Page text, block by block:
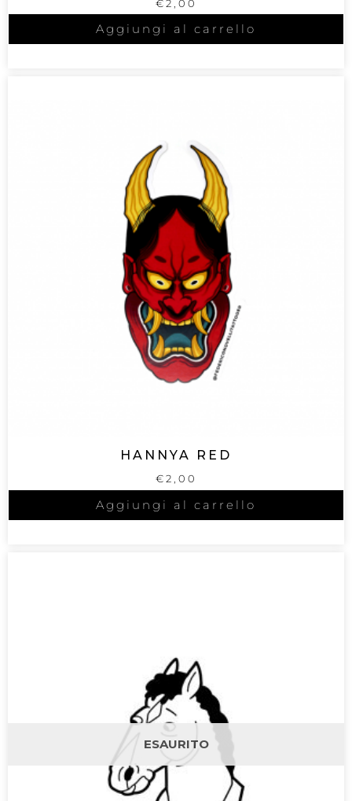
€2,00
Aggiungi al carrello
HANNYA RED
€2,00
Aggiungi al carrello
ESAURITO